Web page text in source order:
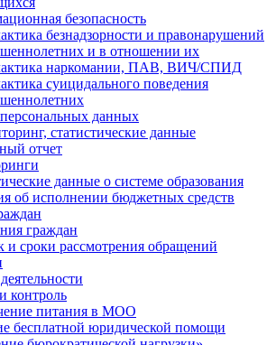
безопасность
безнадзорности и правонарушений
и в отношении их
наркомании, ПАВ, ВИЧ/СПИД
суицидального поведения
данных
статистические данные
отчет
данные о системе образования
об исполнении бюджетных средств
граждан
и сроки рассмотрения обращений
контроль
питания в МОО
бесплатной юридической помощи